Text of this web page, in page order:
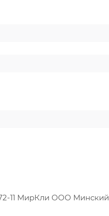
11 МирКли ООО Минский